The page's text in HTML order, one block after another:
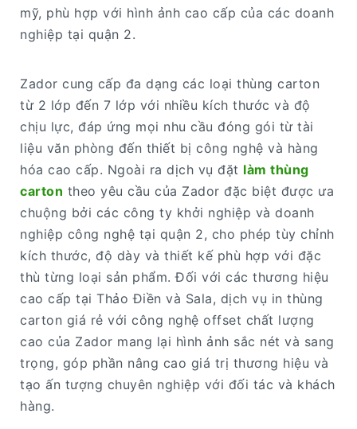
mỹ, phù hợp với hình ảnh cao cấp của các doanh
nghiệp tại quận 2.
Zador cung cấp đa dạng các loại thùng carton
từ 2 lớp đến 7 lớp với nhiều kích thước và độ
chịu lực, đáp ứng mọi nhu cầu đóng gói từ tài
liệu văn phòng đến thiết bị công nghệ và hàng
hóa cao cấp. Ngoài ra dịch vụ đặt làm thùng
carton theo yêu cầu của Zador đặc biệt được ưa
chuộng bởi các công ty khởi nghiệp và doanh
nghiệp công nghệ tại quận 2, cho phép tùy chỉnh
kích thước, độ dày và thiết kế phù hợp với đặc
thù từng loại sản phẩm. Đối với các thương hiệu
cao cấp tại Thảo Điền và Sala, dịch vụ in thùng
carton giá rẻ với công nghệ offset chất lượng
cao của Zador mang lại hình ảnh sắc nét và sang
trọng, góp phần nâng cao giá trị thương hiệu và
tạo ấn tượng chuyên nghiệp với đối tác và khách
hàng.